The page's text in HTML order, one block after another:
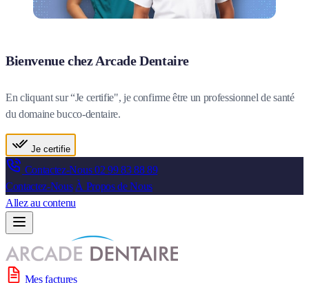
Bienvenue chez Arcade Dentaire
En cliquant sur “Je certifie", je confirme être un professionnel de santé
du domaine bucco-dentaire.
Je certifie
Contactez-Nous02 99 83 88 89
Contactez-Nous À Propos de Nous
Allez au contenu
Mes factures